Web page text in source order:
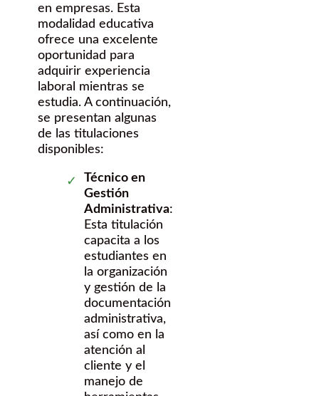
en empresas. Esta
modalidad educativa
ofrece una excelente
oportunidad para
adquirir experiencia
laboral mientras se
estudia. A continuación,
se presentan algunas
de las titulaciones
disponibles:
Técnico en
Gestión
Administrativa:
Esta titulación
capacita a los
estudiantes en
la organización
y gestión de la
documentación
administrativa,
así como en la
atención al
cliente y el
manejo de